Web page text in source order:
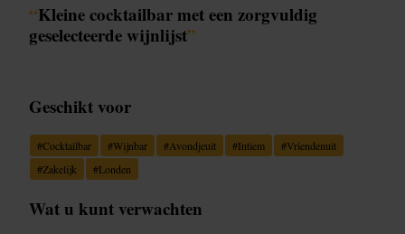
“Kleine cocktailbar met een zorgvuldig
geselecteerde wijnlijst”
Geschikt voor
#Cocktailbar #Wijnbar #Avondjeuit #Intiem #Vriendenuit
#Zakelijk #Londen
Wat u kunt verwachten